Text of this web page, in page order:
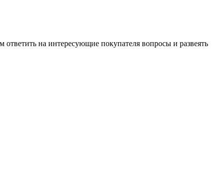
на интересующие покупателя вопросы и развеять